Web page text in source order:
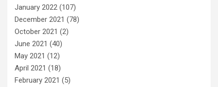
January 2022 (107)
December 2021 (78)
October 2021 (2)
June 2021 (40)
May 2021 (12)
April 2021 (18)
February 2021 (5)